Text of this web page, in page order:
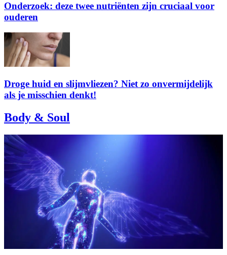
Onderzoek: deze twee nutriënten zijn cruciaal voor
ouderen
Droge huid en slijmvliezen? Niet zo onvermijdelijk
als je misschien denkt!
Body & Soul